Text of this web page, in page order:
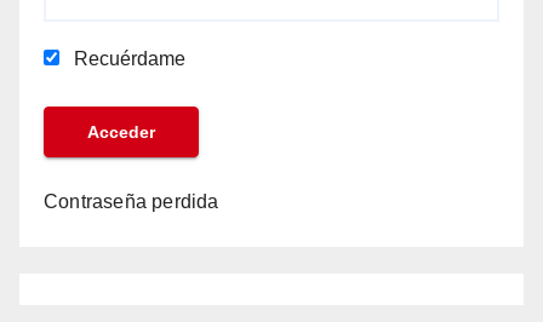
Recuérdame
Contraseña perdida